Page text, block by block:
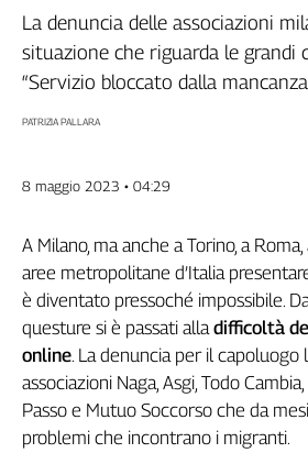
Fillea
Filt
Fiom
Flai
Fp
Slc
Spi
Inca
Caaf
Speciali
G8
di
La denuncia delle associazioni
situazione che riguarda le grandi
“Servizio bloccato dalla
PATRIZIA PALLARA
8 maggio 2023 • 04:29
A Milano, ma anche a Torino, a
aree metropolitane d’Italia
è diventato pressoché impossibile.
questure si è passati alladifficoltà
online. La denuncia per il capoluogo
associazioni Naga, Asgi, Todo
Passo e Mutuo Soccorso che da
problemi che incontrano i migranti.